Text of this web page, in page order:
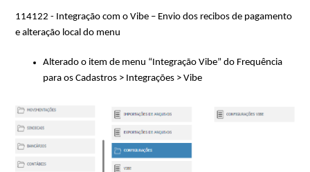
114122 - Integração com o Vibe – Envio dos recibos de pagamento
e alteração local do menu
Alterado o item de menu “Integração Vibe” do Frequência
para os Cadastros > Integrações > Vibe